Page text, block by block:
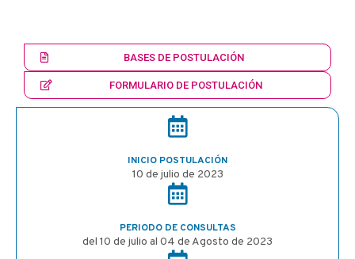
BASES DE POSTULACIÓN
FORMULARIO DE POSTULACIÓN
INICIO POSTULACIÓN
10 de julio de 2023
PERIODO DE CONSULTAS
del 10 de julio al 04 de Agosto de 2023